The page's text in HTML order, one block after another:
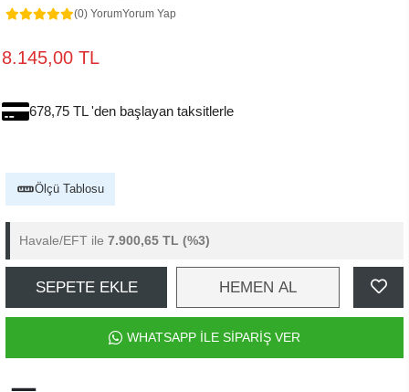
(0) YorumYorum Yap
8.145,00 TL
678,75 TL 'den başlayan taksitlerle
Ölçü Tablosu
Havale/EFT ile 7.900,65 TL (%3)
SEPETE EKLE HEMEN AL
WHATSAPP İLE SİPARİŞ VER